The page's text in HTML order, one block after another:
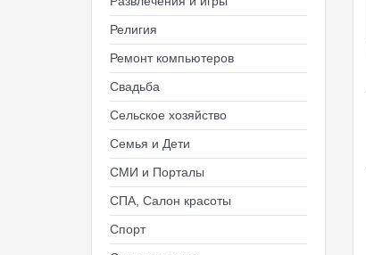
Религия
Ремонт компьютеров
Свадьба
Сельское хозяйство
Семья и Дети
СМИ и Порталы
СПА, Салон красоты
Спорт